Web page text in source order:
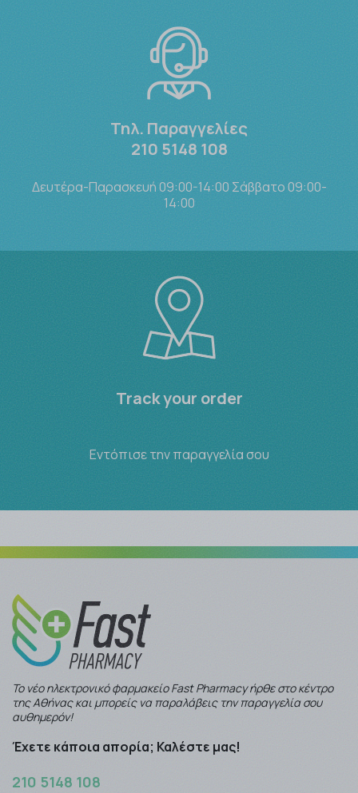
Τηλ. Παραγγελίες
210 5148 108
Δευτέρα-Παρασκευή 09:00-14:00 Σάββατο 09:00-
14:00
Track your order
Εντόπισε την παραγγελία σου
Το νέο ηλεκτρονικό φαρμακείο Fast Pharmacy ήρθε στο κέντρο
της Αθήνας και μπορείς να παραλάβεις την παραγγελία σου
αυθημερόν!
Έχετε κάποια απορία; Καλέστε μας!
210 5148 108